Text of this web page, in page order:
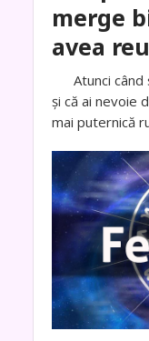
merge
avea
Atunci când
și că ai nevoie
mai puternică